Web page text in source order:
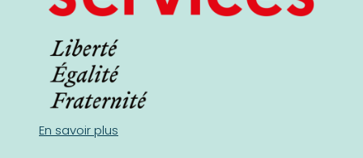
En savoir plus